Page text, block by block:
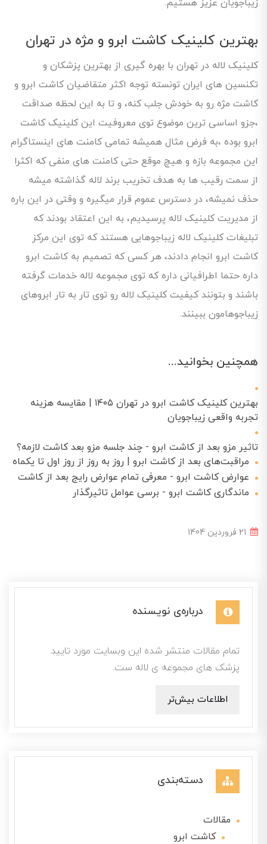
زیباجویان عزیز هستیم.
بهترین کلینیک کاشت ابرو و مژه در تهران
کلینیک لاله در تهران با بهره گیری از بهترین پزشکان و
تکنسین های ایران تونسته توجه اکثر متقاضیان کاشت ابرو و
کاشت مژه رو به خودش جلب کنه، و تا به این لحظه صداقت
،جزو اساسی ترین موضوع توی معروفیت این کلینیک کاشت
ابرو بوده ،به فرض مثال همیشه تمامی کامنت های اینستاگرام
این مجموعه بازه و هیچ موقع حتی کامنت های منفی که اکثرا
از سمت رقیب ها به هدف تخریب برند لاله گذاشته میشه
حذف نمیشه، در دسترس عموم قرار میگیره و وقتی در این باره
از مدیریت کلینیک لاله پرسیدیم، به این اعتقاد بودند که
تبلیغات کلینیک لاله زیباجوهایی هستند که توی این مرکز
کاشت ابرو انجام دادند، هر کسی که تصمیم به کاشت ابرو
داره حتما اطرافیانی داره که توی مجموعه لاله خدمات گرفته
باشند و بتونند کیفیت کلینیک لاله رو توی تار به تار ابروهای
زیباجوهامون ببینند.
همچنین بخوانید...
بهترین کلینیک کاشت ابرو در تهران ۱۴۰۵ | مقایسه هزینه
تجربه واقعی زیباجویان
تاثیر مزو بعد از کاشت ابرو - چند جلسه مزو بعد کاشت لازمه؟
مراقبت‌های بعد از کاشت ابرو | روز به روز از روز اول تا یکماه
عوارض کاشت ابرو - معرفی تمام عوارض رایج بعد از کاشت
ماندگاری کاشت ابرو - برسی عوامل تاثیرگذار
درباره‌ی نویسنده
تمام مقالات منتشر شده این وبسایت مورد تایید
پزشک های مجموعه ی لاله ست.
اطلاعات بیش‌تر
دسته‌بندی
مقالات
کاشت ابرو